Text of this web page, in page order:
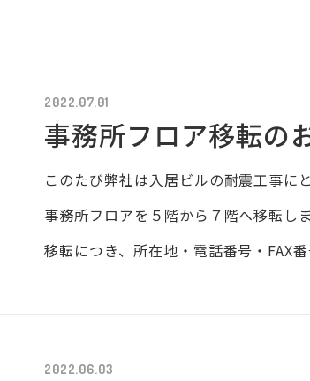
2022.07.01
事務所フロア移転の
このたび弊社は入居ビルの耐震工事に
事務所フロアを５階から７階へ移転し
移転につき、所在地・電話番号・FAX
2022.06.03